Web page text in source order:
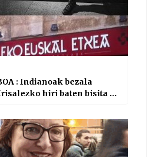
: Indianoak bezala
hiri baten bisita …